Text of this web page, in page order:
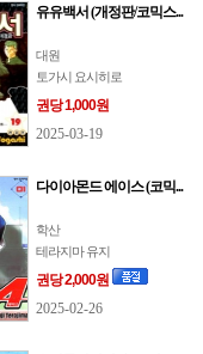
유유백서 (개정판/코믹스...
대원
토가시 요시히로
권당 1,000원
2025-03-19
다이아몬드 에이스 (코믹...
학산
테라지마 유지
권당 2,000원
2025-02-26